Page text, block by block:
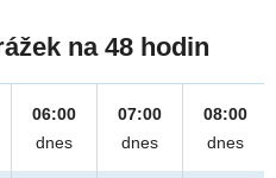
na 48 hodin
06:00
dnes
07:00
dnes
08:00
dnes